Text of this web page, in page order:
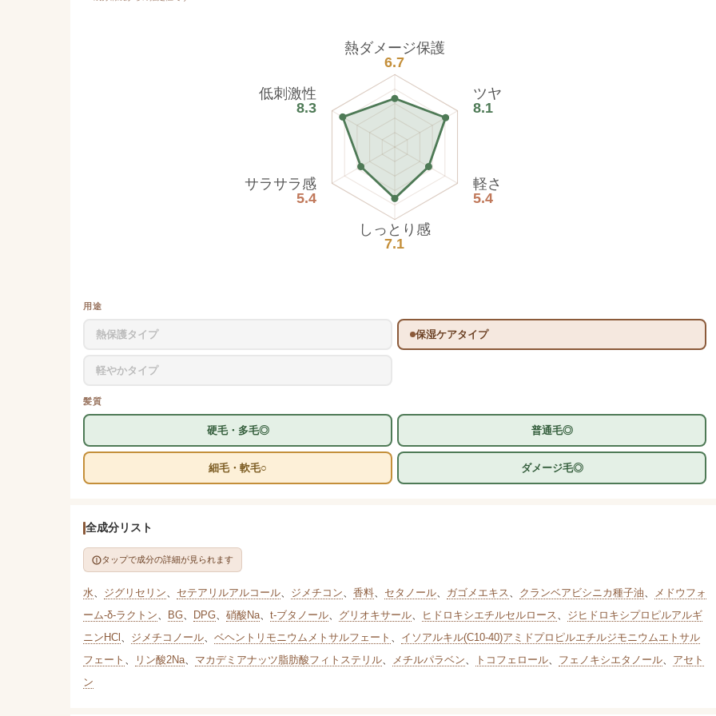
熱ダメージ保護
6.7
ツヤ
8.1
軽さ
5.4
しっとり感
7.1
サラサラ感
5.4
低刺激性
8.3
用途
熱保護タイプ 保湿ケアタイプ
軽やかタイプ
髪質
硬毛・多毛◎ 普通毛◎
細毛・軟毛○ ダメージ毛◎
全成分リスト
タップで成分の詳細が見られます
水、 ジグリセリン、 セテアリルアルコール、 ジメチコン、 香料、 セタノール、 ガゴメエキス、 クランベアビシニカ種子油、
メドウフォ
ーム-δ-ラクトン、 BG、 DPG、 硝酸Na、 t-ブタノール、 グリオキサール、 ヒドロキシエチルセルロース、 ジヒドロキシプロピルアルギ
ニンHCl 、 ジメチコノール、 ベヘントリモニウムメトサルフェート 、 イソアルキル(C10-40)アミドプロピルエチルジモニウムエトサル
フェート 、 リン酸2Na、 マカデミアナッツ脂肪酸フィトステリル、 メチルパラベン、 トコフェロール、 フェノキシエタノール、 アセト
ン